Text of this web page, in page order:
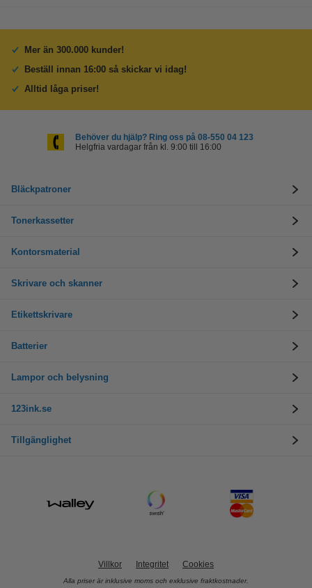
Mer än 300.000 kunder!
Beställ innan 16:00 så skickar vi idag!
Alltid låga priser!
Behöver du hjälp? Ring oss på 08-550 04 123
Helgfria vardagar från kl. 9:00 till 16:00
Bläckpatroner
Tonerkassetter
Kontorsmaterial
Skrivare och skanner
Etikettskrivare
Batterier
Lampor och belysning
123ink.se
Tillgänglighet
Villkor Integritet Cookies
Alla priser är inklusive moms och exklusive fraktkostnader.